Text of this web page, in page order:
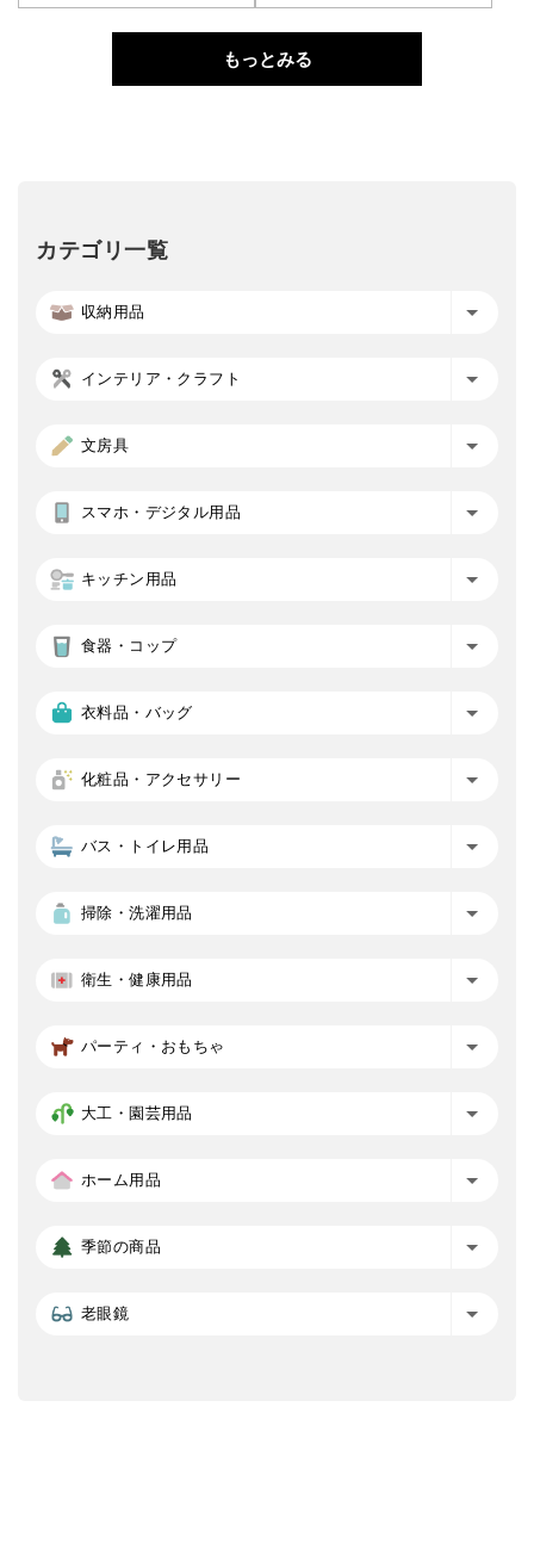
もっとみる
カテゴリ一覧
収納用品
インテリア・クラフト
文房具
スマホ・デジタル用品
キッチン用品
食器・コップ
衣料品・バッグ
化粧品・アクセサリー
バス・トイレ用品
掃除・洗濯用品
衛生・健康用品
パーティ・おもちゃ
大工・園芸用品
ホーム用品
季節の商品
老眼鏡